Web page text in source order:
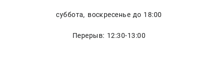
суббота, воскресенье до 18:00
Перерыв: 12:30-13:00